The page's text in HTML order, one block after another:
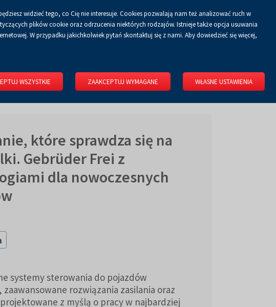
BIP Polityka prywatności ZALOGUJ SIĘ 0.00 zł Koszyk
które sprawdza się na
Gebrüder Frei z
dla nowoczesnych
systemy sterowania do pojazdów
rozwiązania zasilania oraz
z myślą o pracy w najbardziej
widzieć tego, co Cię nie interesuje. Cookies pozwalają nam też analizować ruch w
plików cookie oraz odrzucenia niektórych rodzajów. Istnieje także opcja usuwania
W przypadku jakichkolwiek pytań skontaktuj się z nami. Aby dowiedzieć się więcej,
WSZYSTKIE ZAAKCEPTUJ WYMAGANE WŁASNE USTAWIENIA